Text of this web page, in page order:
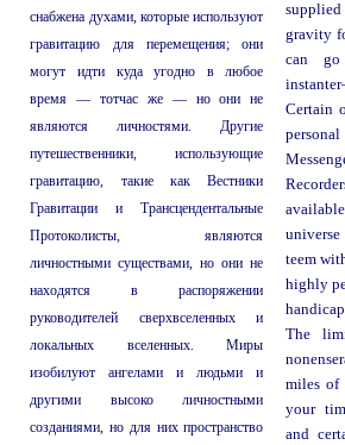
снабжена духами, которые используют
гравитацию для перемещения; они
могут идти куда угодно в любое
время — тотчас же — но они не
являются личностями. Другие
путешественники, использующие
гравитацию, такие как Вестники
Гравитации и Трансцендентальные
Протоколисты, являются
личностными существами, но они не
находятся в распоряжении
руководителей сверхвселенных и
локальных вселенных. Миры
изобилуют ангелами и людьми и
другими высоко личностными
созданиями, но для них пространство
gravity
can
Certain
universe
teem
highly
The
miles of
your
and